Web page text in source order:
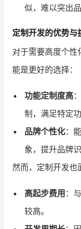
似，难以突出
定制开发的优势与
对于需要高度个性
能是更好的选择：
功能定制度高
制，满足特定
品牌个性化：
象，提升品牌
然而，定制开发也
高起步费用 ：
较高。